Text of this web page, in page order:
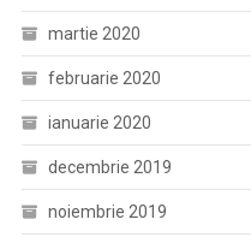
martie 2020
februarie 2020
ianuarie 2020
decembrie 2019
noiembrie 2019